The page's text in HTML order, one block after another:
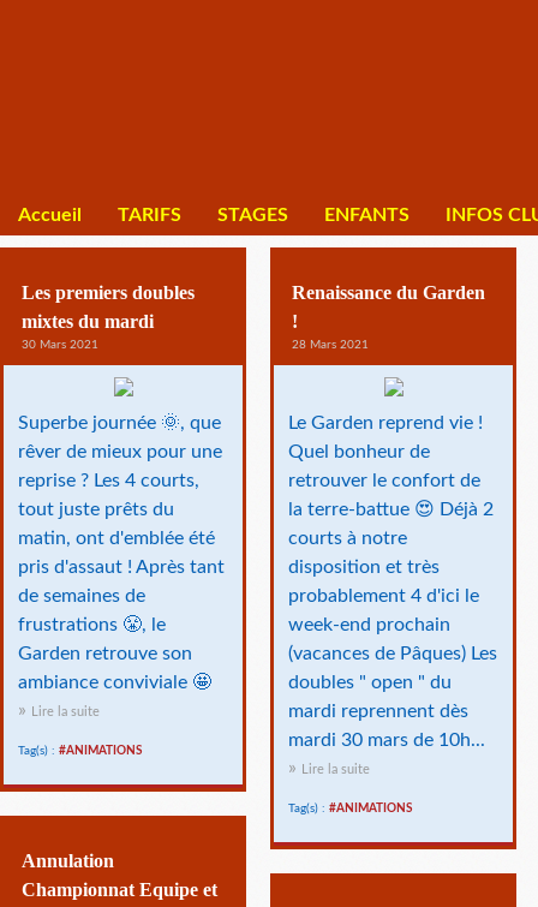
Accueil TARIFS STAGES ENFANTS INFOS
Les premiers doubles
mixtes du mardi
30 Mars 2021
Superbe journée 🌞, que
rêver de mieux pour une
reprise ? Les 4 courts,
tout juste prêts du
matin, ont d'emblée été
pris d'assaut ! Après tant
de semaines de
frustrations 😤, le
Garden retrouve son
ambiance conviviale 🤩
Lire la suite
Tag(s) : #ANIMATIONS
Renaissance du Garden
!
28 Mars 2021
Le Garden reprend vie !
Quel bonheur de
retrouver le confort de
la terre-battue 😍 Déjà 2
courts à notre
disposition et très
probablement 4 d'ici le
week-end prochain
(vacances de Pâques) Les
doubles " open " du
mardi reprennent dès
mardi 30 mars de 10h...
Lire la suite
Tag(s) : #ANIMATIONS
Annulation
Championnat Equipe et